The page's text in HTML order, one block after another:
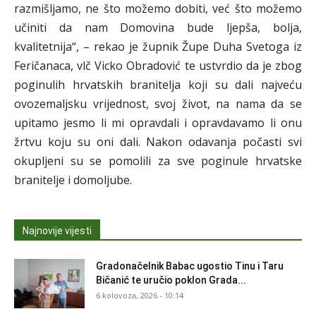
razmišljamo, ne što možemo dobiti, već što možemo
učiniti da nam Domovina bude ljepša, bolja,
kvalitetnija“, – rekao je župnik Župe Duha Svetoga iz
Feričanaca, vlč Vicko Obradović te ustvrdio da je zbog
poginulih hrvatskih branitelja koji su dali najveću
ovozemaljsku vrijednost, svoj život, na nama da se
upitamo jesmo li mi opravdali i opravdavamo li onu
žrtvu koju su oni dali. Nakon odavanja počasti svi
okupljeni su se pomolili za sve poginule hrvatske
branitelje i domoljube.
Najnovije vijesti
Gradonačelnik Babac ugostio Tinu i Taru
Bičanić te uručio poklon Grada...
6 kolovoza, 2026 - 10:14